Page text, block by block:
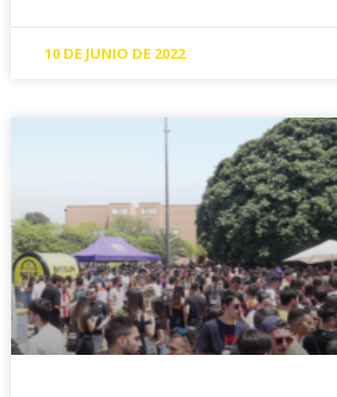
10 DE JUNIO DE 2022